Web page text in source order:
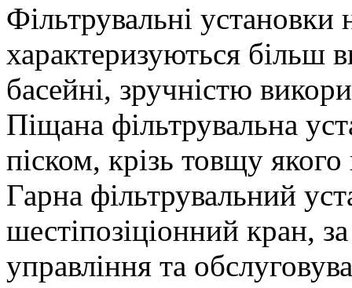
Фільтрувальні установки
характеризуються більш
басейні, зручністю
Піщана фільтрувальна
піском, крізь товщу
Гарна фільтрувальний
шестіпозіціонний кран,
управління та